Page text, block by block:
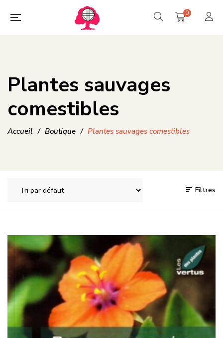
0
Plantes sauvages
comestibles
Accueil / Boutique / Plantes sauvages comestibles
Filtres